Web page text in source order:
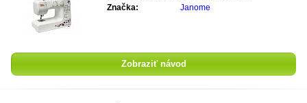
Značka: Janome
Zobraziť návod